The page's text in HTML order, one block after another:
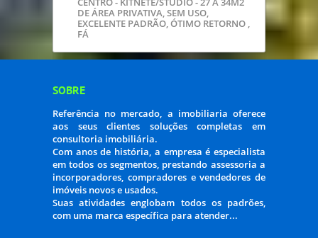
MARAVILHOSA COBERTURA 190M2
´REA TOTAL PRIVATIVA 129M2, 03
QUARTOS, SUITE, TERRAÇO,
R$879.000,00
EXCELENTE APARTAMENTO 02
VISTA PANORÂMICA, FRENTE, 02
VAGAS, FRENTE, 03 QUARTOS, SUITE,
POR APENA
SÃO BRAZ - 85M2 - EXCELENTE CASA
ALVENARIA, 02 QUARTOS, VAGA PARA
03 VEÍCULOS, TERRENO 10X20, REGIST
maravilhoso apartamento, 03 quartos,
suite, 1 garagem, sacada com
churrasqueira, face norte, local c